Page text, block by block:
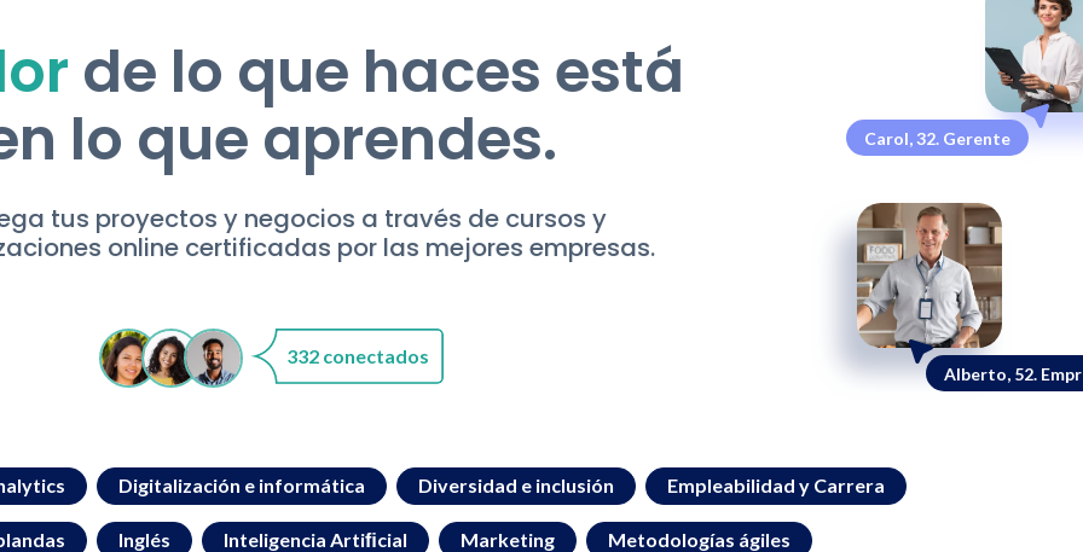
Carol, 32. Gerente
Alberto, 52.
de lo que haces está
lo que aprendes.
tus proyectos y negocios a través de cursos y
online certificadas por las mejores empresas.
332 conectados
Digitalización e informática Diversidad e inclusión Empleabilidad y Carrera
Inglés Inteligencia Artiﬁcial Marketing Metodologías ágiles